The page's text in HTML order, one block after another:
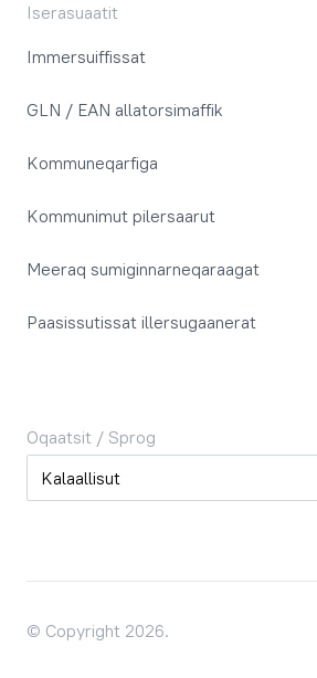
Iserasuaatit
Immersuiffissat
GLN / EAN allatorsimaffik
Kommuneqarfiga
Kommunimut pilersaarut
Meeraq sumiginnarneqaraagat
Paasissutissat illersugaanerat
Oqaatsit / Sprog
Oqaatsit / Sprog
© Copyright 2026.